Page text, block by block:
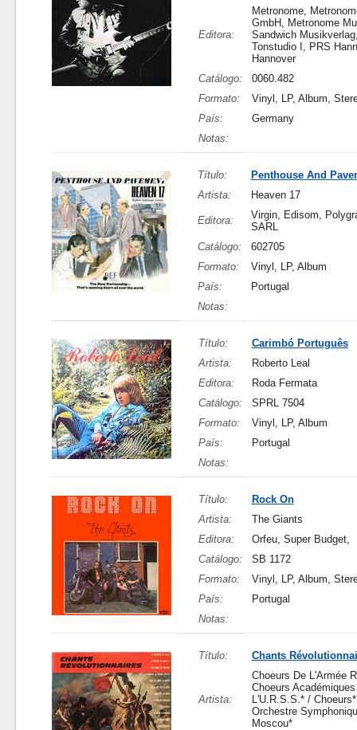
Editora:
Metronome,
GmbH, Metronome
Sandwich
Tonstudio I, PRS
Hannover
Catálogo:
0060.482
Formato:
Vinyl, LP, Album,
País:
Germany
Notas:
Título:
Penthouse And
Artista:
Heaven 17
Editora:
Virgin, Edisom,
SARL
Catálogo:
602705
Formato:
Vinyl, LP, Album
País:
Portugal
Notas:
Título:
Carimbó Português
Artista:
Roberto Leal
Editora:
Roda Fermata
Catálogo:
SPRL 7504
Formato:
Vinyl, LP, Album
País:
Portugal
Notas:
Título:
Rock On
Artista:
The Giants
Editora:
Orfeu, Super Budget,
Catálogo:
SB 1172
Formato:
Vinyl, LP, Album,
País:
Portugal
Notas:
Título: Chants
Artista:
Choeurs De L'Armée
Choeurs
L'U.R.S.S.* /
Orchestre
Moscou*